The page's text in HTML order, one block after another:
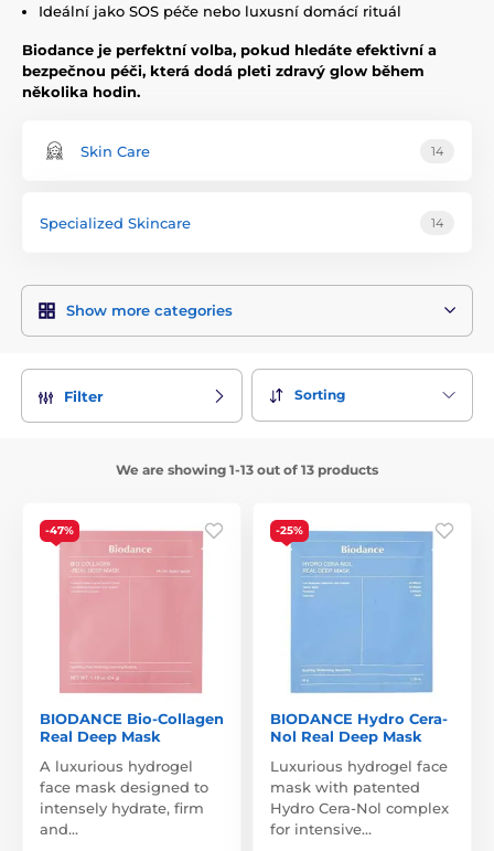
Ideální jako SOS péče nebo luxusní domácí rituál
Biodance je perfektní volba, pokud hledáte efektivní a
bezpečnou péči, která dodá pleti zdravý glow během
několika hodin.
Skin Care 14
Specialized Skincare 14
Show more categories
Filter Sorting
We are showing 1-13 out of 13 products
-47%
BIODANCE Bio-Collagen
Real Deep Mask
A luxurious hydrogel
face mask designed to
intensely hydrate, firm
and…
-25%
BIODANCE Hydro Cera-
Nol Real Deep Mask
Luxurious hydrogel face
mask with patented
Hydro Cera-Nol complex
for intensive…